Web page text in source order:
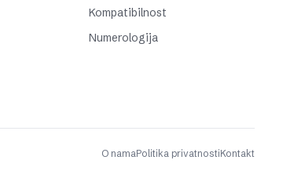
Kompatibilnost
Numerologija
O namaPolitika privatnostiKontakt